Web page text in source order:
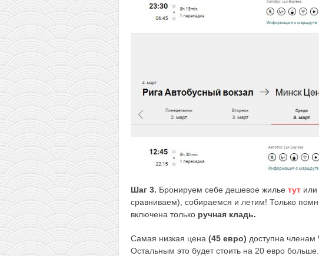
Шаг 3. Бронируем себе дешевое жилье тут или
сравниваем), собираемся и летим! Только
включена только ручная кладь.
Самая низкая цена (45 евро) доступна
Остальным это будет стоить на 20 евро больше.